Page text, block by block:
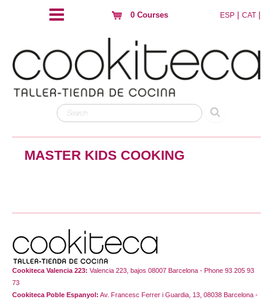
0 Courses ESP | CAT |
MASTER KIDS COOKING
Cookiteca Valencia 223: Valencia 223, bajos 08007 Barcelona - Phone 93 205 93
73
Cookiteca Poble Espanyol: Av. Francesc Ferrer i Guardia, 13, 08038 Barcelona -